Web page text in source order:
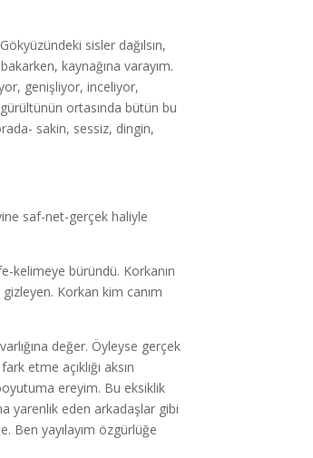
sisler dağılsın,
kaynağına varayım.
genişliyor, inceliyor,
ortasında bütün bu
sakin, sessiz, dingin,
saf-net-gerçek haliyle
kelimeye büründü. Korkanın
Korkan kim canım
değer. Öyleyse gerçek
etme açıklığı aksın
ereyim. Bu eksiklik
yarenlik eden arkadaşlar gibi
Ben yayılayım özgürlüğe